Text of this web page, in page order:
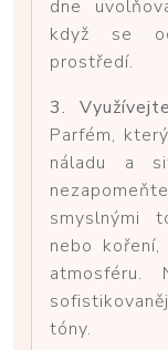
dne
když se
prostředí.
3.
Parfém,
náladu a
smyslnými
nebo
atmosféru.
tóny.